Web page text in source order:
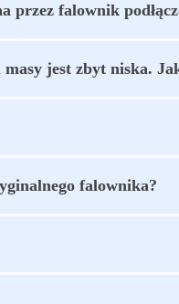
przez falownik
jest zbyt niska.
falownika?